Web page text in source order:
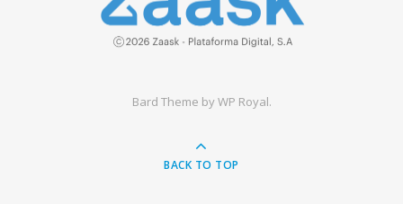
Bard Theme byWP Royal.
BACK TO TOP